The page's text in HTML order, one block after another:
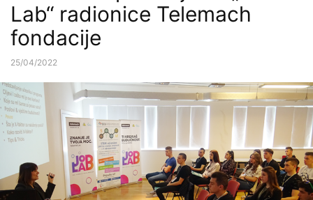
Lab“ radionice Telemach
fondacije
25/04/2022